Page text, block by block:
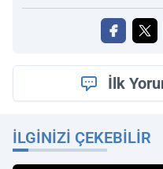
İlk
İLGINIZI ÇEKEBILIR